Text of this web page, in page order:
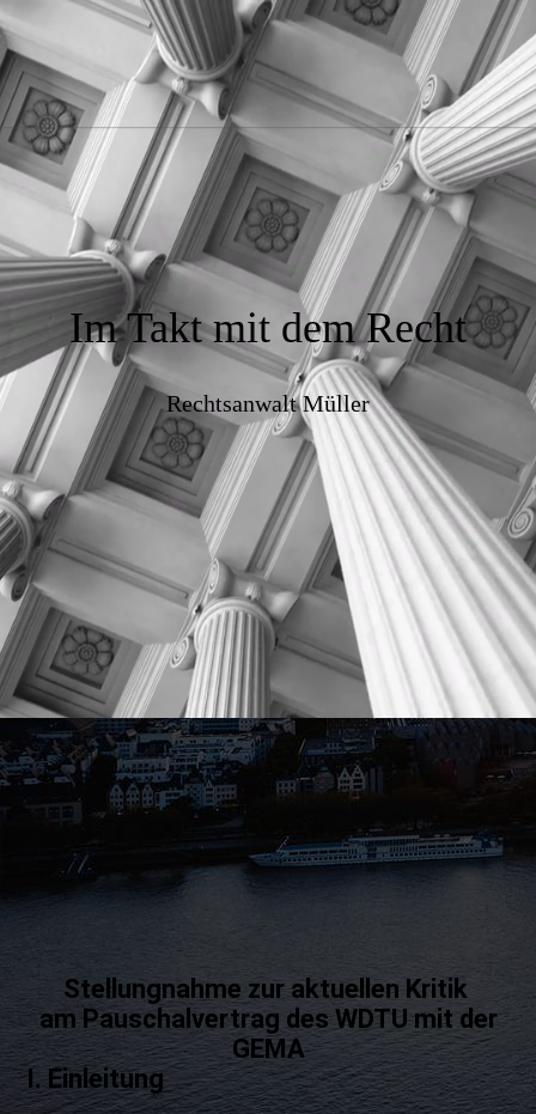
Im Takt mit dem Recht
Rechtsanwalt Müller
Stellungnahme zur aktuellen Kritik
am Pauschalvertrag des WDTU mit der
GEMA
I. Einleitung